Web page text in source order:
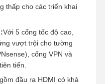
thấp cho các triển khai
Với 5 cổng tốc độ cao,
vượt trội cho tường
cổng VPN và
tiến.
đầu ra HDMI có khả